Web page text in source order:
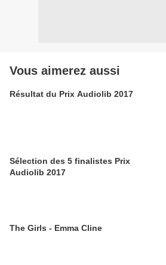
Vous aimerez aussi
Résultat du Prix Audiolib 2017
Sélection des 5 finalistes Prix
Audiolib 2017
The Girls - Emma Cline